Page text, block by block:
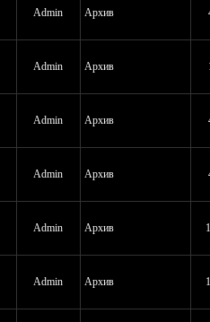
Admin Архив
Admin Архив
Admin Архив
Admin Архив
Admin Архив
Admin Архив